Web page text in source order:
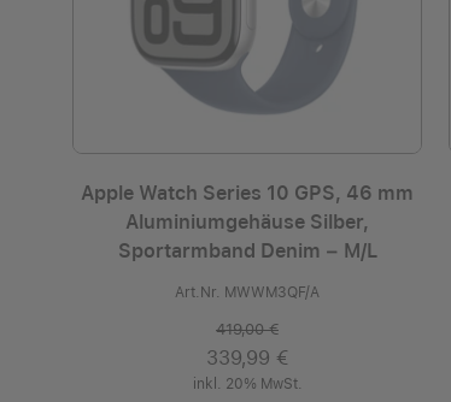
Apple Watch Series 10 GPS, 46 mm
Aluminiumgehäuse Silber,
Sportarmband Denim ­− M/L
Art.Nr. MWWM3QF/A
419,00 €
339,99 €
inkl. 20% MwSt.